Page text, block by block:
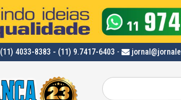
(11) 4033-8383 - (11) 9.7417-6403 -
Pesquisar
por: